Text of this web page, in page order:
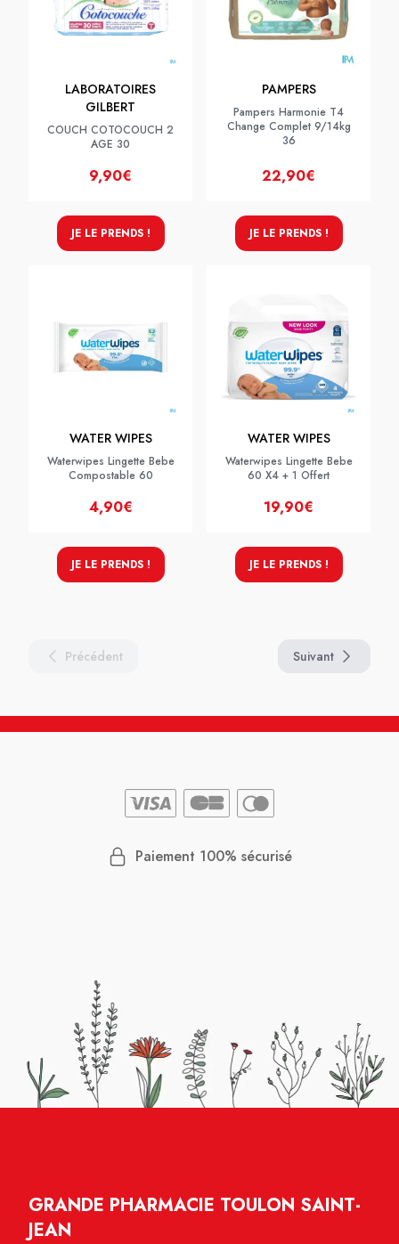
LABORATOIRES
GILBERT
COUCH COTOCOUCH 2
AGE 30
9,90€
JE LE PRENDS !
PAMPERS
Pampers Harmonie T4
Change Complet 9/14kg
36
22,90€
JE LE PRENDS !
WATER WIPES
Waterwipes Lingette Bebe
Compostable 60
4,90€
JE LE PRENDS !
WATER WIPES
Waterwipes Lingette Bebe
60 X4 + 1 Offert
19,90€
JE LE PRENDS !
Précédent Suivant
Paiement 100% sécurisé
GRANDE PHARMACIE TOULON SAINT-
JEAN